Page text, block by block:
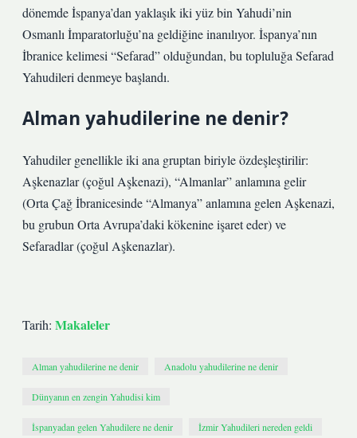
dönemde İspanya’dan yaklaşık iki yüz bin Yahudi’nin
Osmanlı İmparatorluğu’na geldiğine inanılıyor. İspanya’nın
İbranice kelimesi “Sefarad” olduğundan, bu topluluğa Sefarad
Yahudileri denmeye başlandı.
Alman yahudilerine ne denir?
Yahudiler genellikle iki ana gruptan biriyle özdeşleştirilir:
Aşkenazlar (çoğul Aşkenazi), “Almanlar” anlamına gelir
(Orta Çağ İbranicesinde “Almanya” anlamına gelen Aşkenazi,
bu grubun Orta Avrupa’daki kökenine işaret eder) ve
Sefaradlar (çoğul Aşkenazlar).
Tarih: Makaleler
Alman yahudilerine ne denir Anadolu yahudilerine ne denir
Dünyanın en zengin Yahudisi kim
İspanyadan gelen Yahudilere ne denir İzmir Yahudileri nereden geldi